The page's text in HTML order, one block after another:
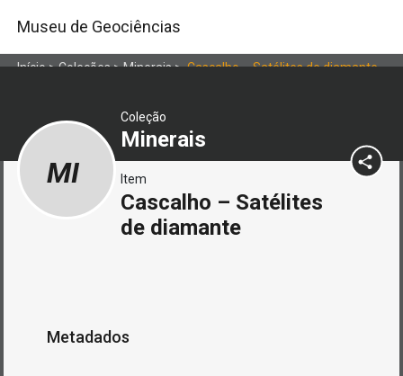
Museu de Geociências
Início>Coleções>Minerais>Cascalho – Satélites de diamante
Coleção
Minerais
MI Item
Cascalho – Satélites
de diamante
Metadados